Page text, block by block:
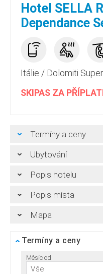
Hotel SELLA
Dependance
Itálie / Dolomiti
SKIPAS ZA
Termíny a ceny
Ubytování
Popis hotelu
Popis místa
Mapa
Termíny a ceny
Měsíc od
Vše